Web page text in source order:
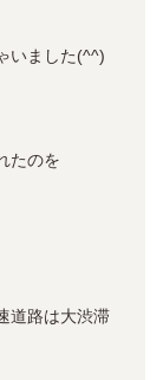
いました(^^)
たのを
道路は大渋滞